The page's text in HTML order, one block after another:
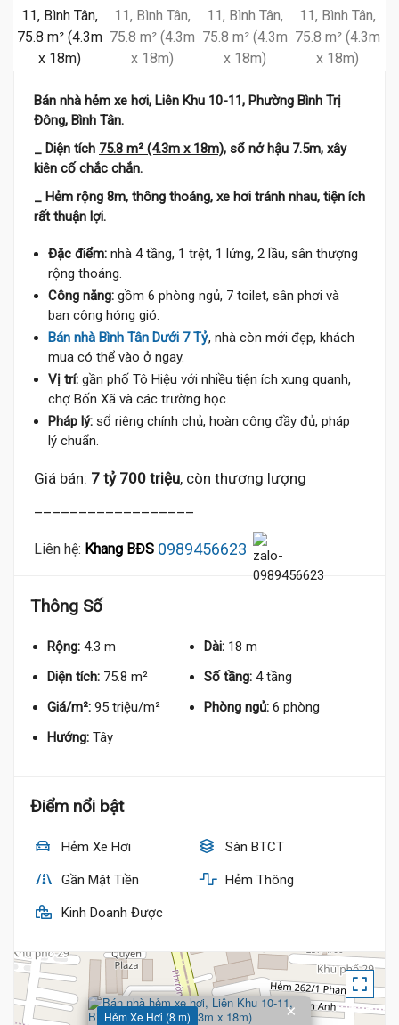
Bán nhà hẻm xe hơi, Liên Khu 10-11, Phường Bình Trị
Đông, Bình Tân.
_ Diện tích 75.8 m² (4.3m x 18m), sổ nở hậu 7.5m, xây
kiên cố chắc chắn.
_ Hẻm rộng 8m, thông thoáng, xe hơi tránh nhau, tiện ích
rất thuận lợi.
Đặc điểm: nhà 4 tầng, 1 trệt, 1 lửng, 2 lầu, sân thượng
rộng thoáng.
Công năng: gồm 6 phòng ngủ, 7 toilet, sân phơi và
ban công hóng gió.
Bán nhà Bình Tân Dưới 7 Tỷ, nhà còn mới đẹp, khách
mua có thể vào ở ngay.
Vị trí: gần phố Tô Hiệu với nhiều tiện ích xung quanh,
chợ Bốn Xã và các trường học.
Pháp lý: sổ riêng chính chủ, hoàn công đầy đủ, pháp
lý chuẩn.
Giá bán: 7 tỷ 700 triệu, còn thương lượng
Liên hệ: Khang BĐS 0989456623
Thông Số
Rộng: 4.3 m Dài: 18 m
Diện tích: 75.8 m² Số tầng: 4 tầng
Giá/m²: 95 triệu/m² Phòng ngủ: 6 phòng
Hướng: Tây
Điểm nổi bật
Hẻm Xe Hơi Sàn BTCT
Gần Mặt Tiền Hẻm Thông
Kinh Doanh Được
Hẻm Xe Hơi (8 m) ×